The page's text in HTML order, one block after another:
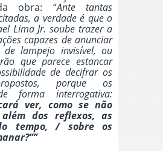
obra: “Ante tantas
a verdade é que o
Lima Jr. soube trazer a
capazes de anunciar
de lampejo invisível, ou
que parece estancar
de decifrar os
porque os
forma interrogativa:
ver, como se não
dos reflexos, as
tempo, / sobre os